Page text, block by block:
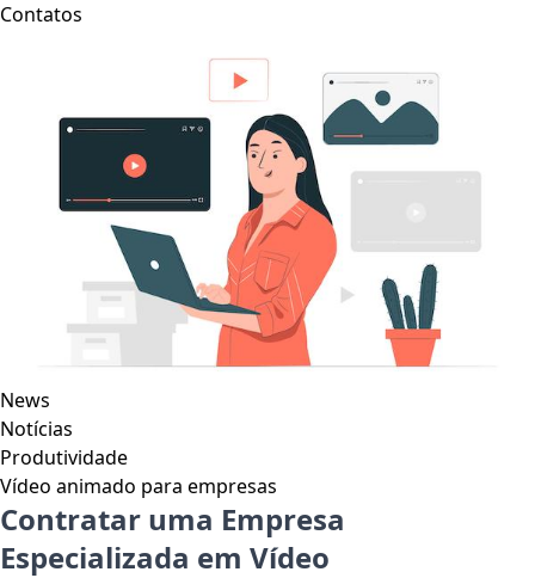
Contatos
News
Notícias
Produtividade
Vídeo animado para empresas
Contratar uma Empresa
Especializada em Vídeo